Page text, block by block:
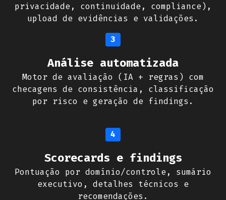
privacidade, continuidade, compliance),
upload de evidências e validações.
3
Análise automatizada
Motor de avaliação (IA + regras) com
checagens de consistência, classificação
por risco e geração de findings.
4
Scorecards e findings
Pontuação por domínio/controle, sumário
executivo, detalhes técnicos e
recomendações.